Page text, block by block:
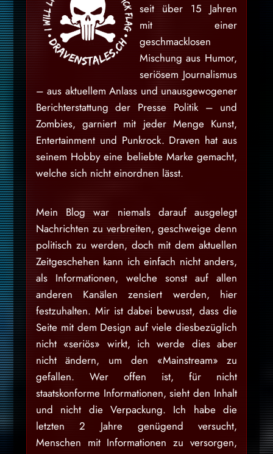
seit über 15 Jahren
mit einer
geschmacklosen
Mischung aus Humor,
seriösem Journalismus
– aus aktuellem Anlass und unausgewogener
Berichterstattung der Presse Politik – und
Zombies, garniert mit jeder Menge Kunst,
Entertainment und Punkrock. Draven hat aus
seinem Hobby eine beliebte Marke gemacht,
welche sich nicht einordnen lässt.
Mein Blog war niemals darauf ausgelegt
Nachrichten zu verbreiten, geschweige denn
politisch zu werden, doch mit dem aktuellen
Zeitgeschehen kann ich einfach nicht anders,
als Informationen, welche sonst auf allen
anderen Kanälen zensiert werden, hier
festzuhalten. Mir ist dabei bewusst, dass die
Seite mit dem Design auf viele diesbezüglich
nicht «seriös» wirkt, ich werde dies aber
nicht ändern, um den «Mainstream» zu
gefallen. Wer offen ist, für nicht
staatskonforme Informationen, sieht den Inhalt
und nicht die Verpackung. Ich habe die
letzten 2 Jahre genügend versucht,
Menschen mit Informationen zu versorgen,